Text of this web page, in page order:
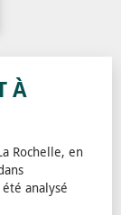
À
Rochelle, en
analysé